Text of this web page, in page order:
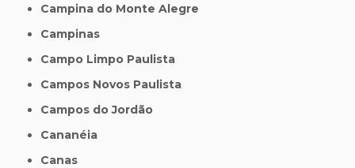
Campina do Monte Alegre
Campinas
Campo Limpo Paulista
Campos Novos Paulista
Campos do Jordão
Cananéia
Canas